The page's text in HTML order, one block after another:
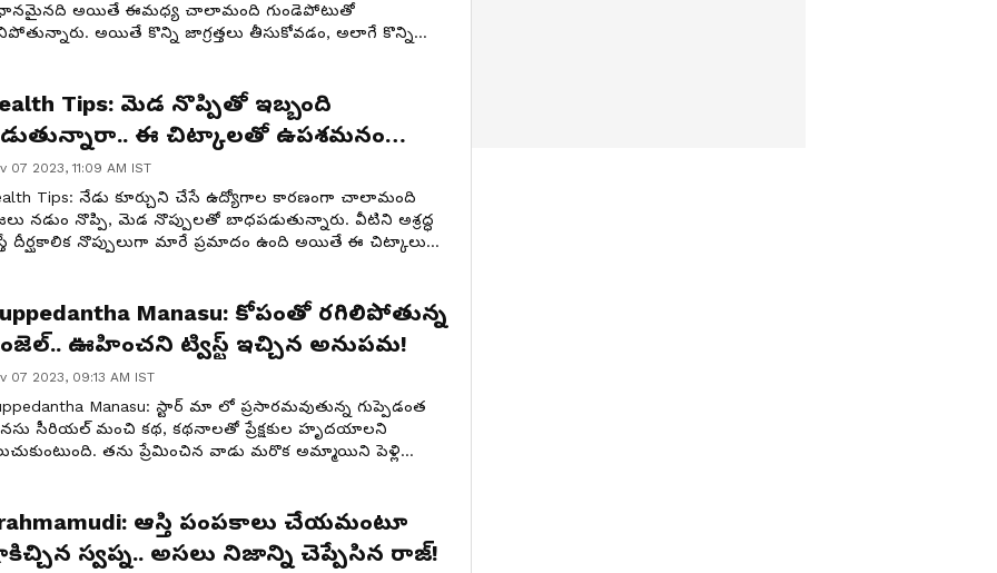
అయితే ఈమధ్య చాలామంది గుండెపోటుతో
అయితే కొన్ని జాగ్రత్తలు తీసుకోవడం, అలాగే కొన్ని
Tips: మెడ నొప్పితో ఇబ్బంది
ఈ చిట్కాలతో ఉపశమనం
07 2023, 11:09 AM IST
Tips: నేడు కూర్చుని చేసే ఉద్యోగాల కారణంగా చాలామంది
నడుం నొప్పి, మెడ నొప్పులతో బాధపడుతున్నారు. వీటిని అశ్రద్ధ
దీర్ఘకాలిక నొప్పులుగా మారే ప్రమాదం ఉంది అయితే ఈ చిట్కాలు
Manasu: కోపంతో రగిలిపోతున్న
ఊహించని ట్విస్ట్ ఇచ్చిన అనుపమ!
07 2023, 09:13 AM IST
Manasu: స్టార్ మా లో ప్రసారమవుతున్న గుప్పెడంత
సీరియల్ మంచి కథ, కథనాలతో ప్రేక్షకుల హృదయాలని
తను ప్రేమించిన వాడు మరొక అమ్మాయిని పెళ్లి
ఆస్తి పంపకాలు చేయమంటూ
స్వప్న.. అసలు నిజాన్ని చెప్పేసిన రాజ్!